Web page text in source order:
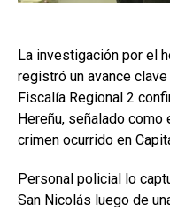
La investigación por el
registró un avance
Fiscalía Regional 2
Hereñu, señalado
crimen ocurrido en
Personal policial lo
San Nicolás luego de